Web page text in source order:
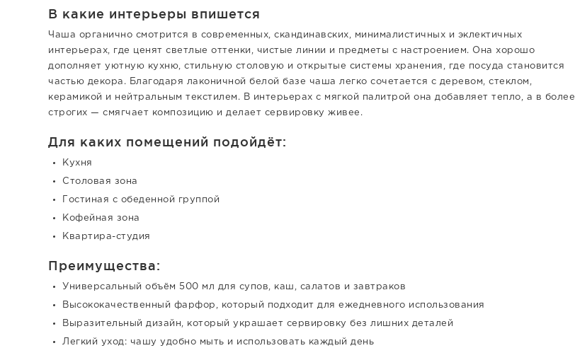
В какие интерьеры впишется
Чаша органично смотрится в современных, скандинавских, минималистичных и эклектичных
интерьерах, где ценят светлые оттенки, чистые линии и предметы с настроением. Она хорошо
дополняет уютную кухню, стильную столовую и открытые системы хранения, где посуда становится
частью декора. Благодаря лаконичной белой базе чаша легко сочетается с деревом, стеклом,
керамикой и нейтральным текстилем. В интерьерах с мягкой палитрой она добавляет тепло, а в более
строгих — смягчает композицию и делает сервировку живее.
Для каких помещений подойдёт:
Кухня
Столовая зона
Гостиная с обеденной группой
Кофейная зона
Квартира-студия
Преимущества:
Универсальный объём 500 мл для супов, каш, салатов и завтраков
Высококачественный фарфор, который подходит для ежедневного использования
Выразительный дизайн, который украшает сервировку без лишних деталей
Легкий уход: чашу удобно мыть и использовать каждый день